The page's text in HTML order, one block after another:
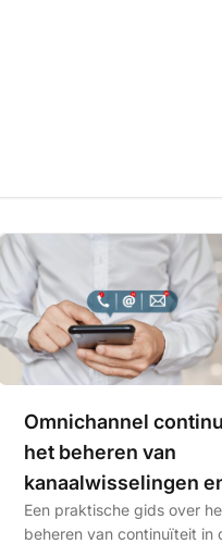
Omnichannel
het beheren van
kanaalwisselingen
succesmetrieken
Een praktische gids over
beheren van continuïteit in